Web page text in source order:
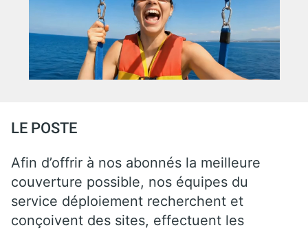
LE POSTE
Afin d’offrir à nos abonnés la meilleure
couverture possible, nos équipes du
service déploiement recherchent et
conçoivent des sites, effectuent les